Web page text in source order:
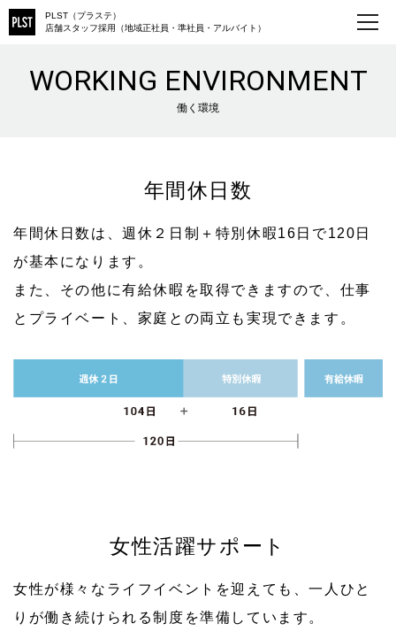
PLST（プラステ）
店舗スタッフ採用（地域正社員・準社員・アルバイト）
WORKING ENVIRONMENT
働く環境
年間休日数
年間休日数は、週休２日制＋特別休暇16日で120日
が基本になります。
また、その他に有給休暇を取得できますので、仕事
とプライベート、家庭との両立も実現できます。
女性活躍サポート
女性が様々なライフイベントを迎えても、一人ひと
りが働き続けられる制度を準備しています。